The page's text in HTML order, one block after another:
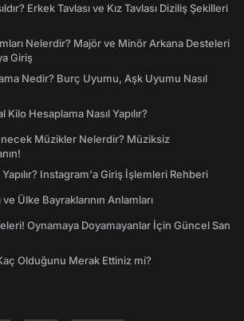
Erkek Tavlası ve Kız Tavlası Diziliş Şekilleri
Nelerdir? Majör ve Minör Arkana Desteleri
Giriş
Nedir? Burç Uyumu, Aşk Uyumu Nasıl
Hesaplama Nasıl Yapılır?
Müzikler Nelerdir? Müziksiz
Instagram'a Giriş İşlemleri Rehberi
Ülke Bayraklarının Anlamları
Oynamaya Doyamayanlar İçin Güncel San
Olduğunu Merak Ettiniz mi?